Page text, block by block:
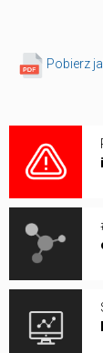
Pobierz